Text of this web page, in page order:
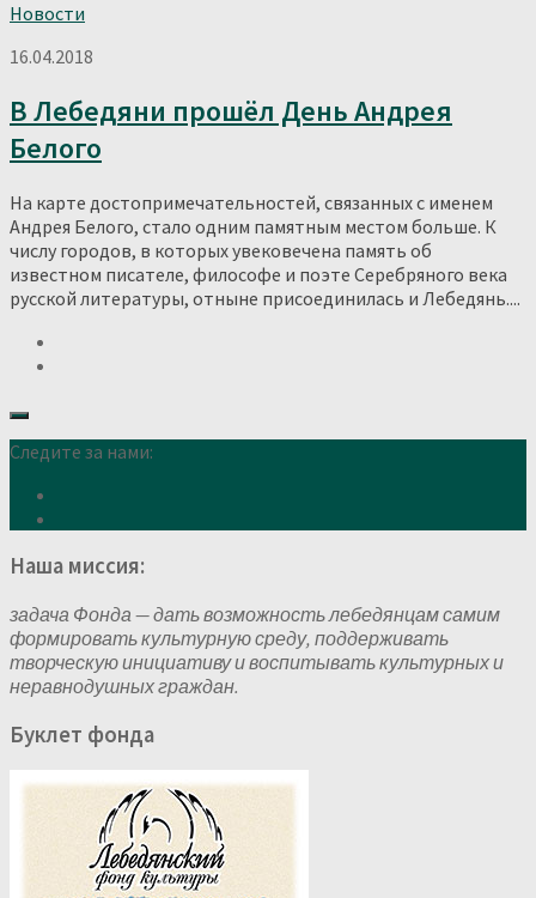
Новости
16.04.2018
В Лебедяни прошёл День Андрея
Белого
На карте достопримечательностей, связанных с именем
Андрея Белого, стало одним памятным местом больше. К
числу городов, в которых увековечена память об
известном писателе, философе и поэте Серебряного века
русской литературы, отныне присоединилась и Лебедянь....
Следите за нами:
Наша миссия:
задача Фонда — дать возможность лебедянцам самим
формировать культурную среду, поддерживать
творческую инициативу и воспитывать культурных и
неравнодушных граждан.
Буклет фонда